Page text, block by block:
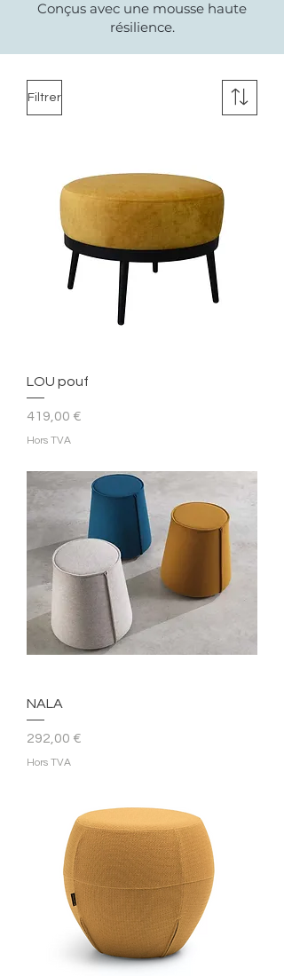
Conçus avec une mousse haute
résilience.
Filtrer
LOU pouf
Prix
419,00 €
Hors TVA
NALA
Prix
292,00 €
Hors TVA